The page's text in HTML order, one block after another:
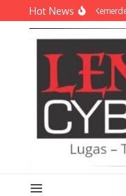
Lewati ke konten
Hot News
Semangat Kemerdekaan